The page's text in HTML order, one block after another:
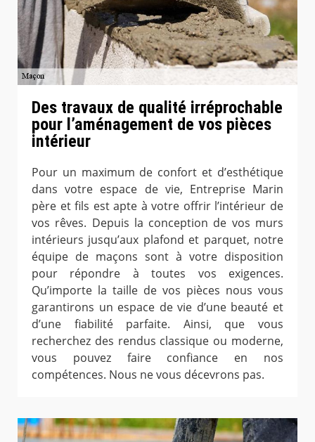
Des travaux de qualité irréprochable
pour l’aménagement de vos pièces
intérieur
Pour un maximum de confort et d’esthétique
dans votre espace de vie, Entreprise Marin
père et fils est apte à votre offrir l’intérieur de
vos rêves. Depuis la conception de vos murs
intérieurs jusqu’aux plafond et parquet, notre
équipe de maçons sont à votre disposition
pour répondre à toutes vos exigences.
Qu’importe la taille de vos pièces nous vous
garantirons un espace de vie d’une beauté et
d’une fiabilité parfaite. Ainsi, que vous
recherchez des rendus classique ou moderne,
vous pouvez faire confiance en nos
compétences. Nous ne vous décevrons pas.